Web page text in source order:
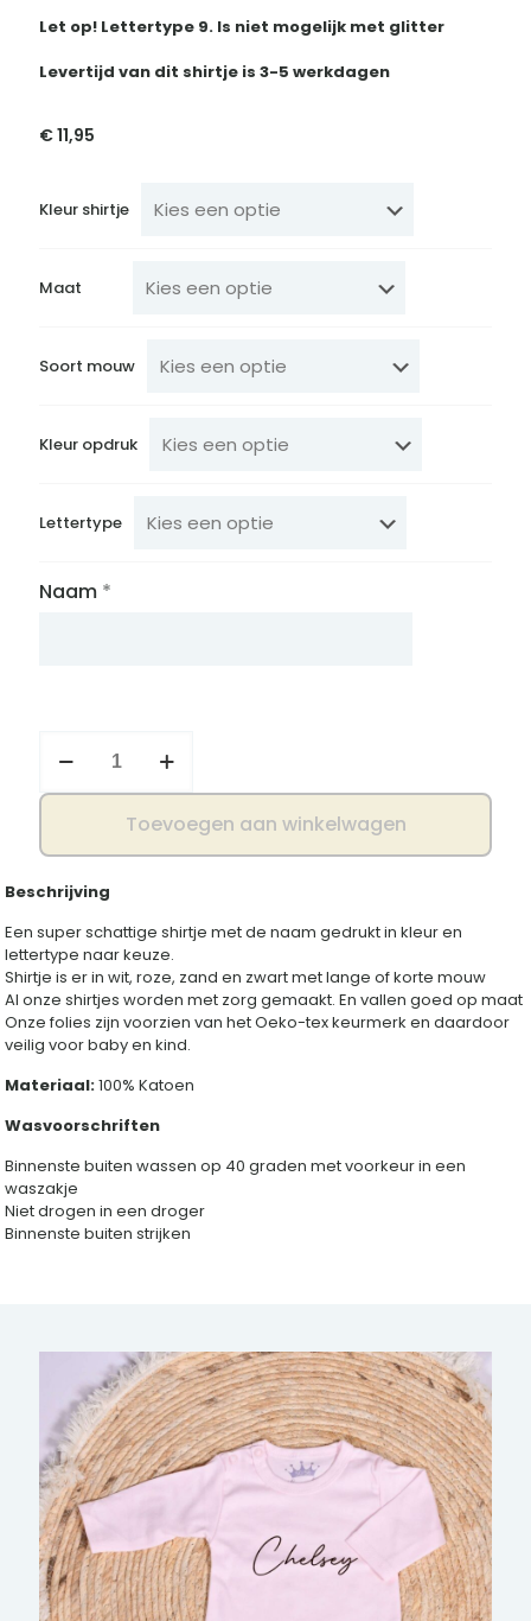
Let op! Lettertype 9. Is niet mogelijk met glitter
Levertijd van dit shirtje is 3-5 werkdagen
€11,95
Kleur shirtje
Maat
Soort mouw
Kleur opdruk
Lettertype
Naam *
met
Toevoegen aan winkelwagen
Beschrijving
Een super schattige shirtje met de naam gedrukt in kleur en
lettertype naar keuze.
Shirtje is er in wit, roze, zand en zwart met lange of korte mouw
Al onze shirtjes worden met zorg gemaakt. En vallen goed op maat
Onze folies zijn voorzien van het Oeko-tex keurmerk en daardoor
veilig voor baby en kind.
Materiaal:100% Katoen
Wasvoorschriften
Binnenste buiten wassen op 40 graden met voorkeur in een
waszakje
Niet drogen in een droger
Binnenste buiten strijken